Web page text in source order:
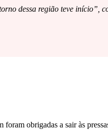
dessa região teve início”,
foram obrigadas a sair às